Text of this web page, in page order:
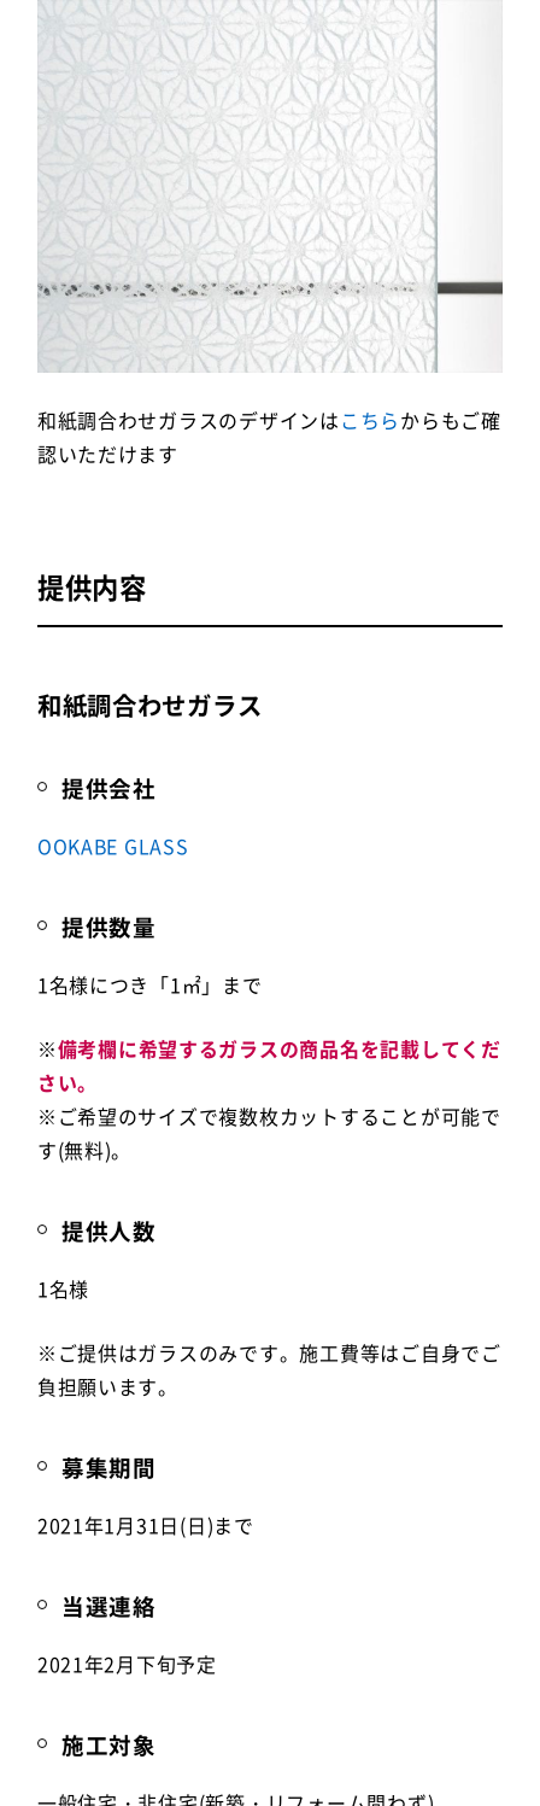
和紙調合わせガラスのデザインはこちらからもご確
認いただけます
提供内容
和紙調合わせガラス
提供会社
OOKABE GLASS
提供数量
1名様につき「1㎡」まで
※備考欄に希望するガラスの商品名を記載してくだ
さい。
※ご希望のサイズで複数枚カットすることが可能で
す(無料)。
提供人数
1名様
※ご提供はガラスのみです。施工費等はご自身でご
負担願います。
募集期間
2021年1月31日(日)まで
当選連絡
2021年2月下旬予定
施工対象